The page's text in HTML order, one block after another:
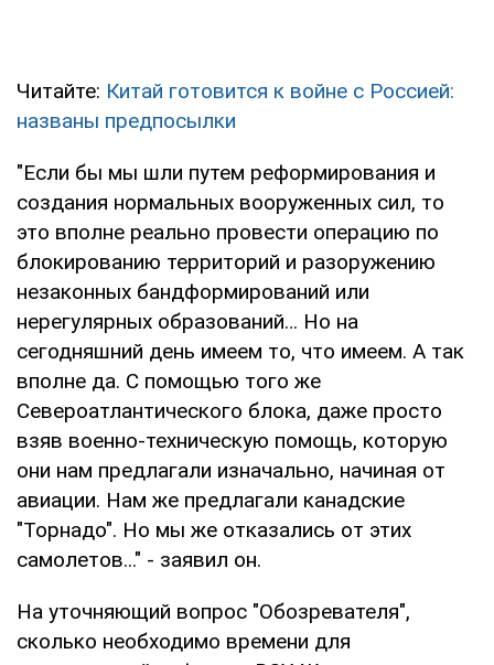
Читайте: Китай готовится к войне с Россией:
названы предпосылки
"Если бы мы шли путем реформирования и
создания нормальных вооруженных сил, то
это вполне реально провести операцию по
блокированию территорий и разоружению
незаконных бандформирований или
нерегулярных образований… Но на
сегодняшний день имеем то, что имеем. А так
вполне да. С помощью того же
Североатлантического блока, даже просто
взяв военно-техническую помощь, которую
они нам предлагали изначально, начиная от
авиации. Нам же предлагали канадские
"Торнадо". Но мы же отказались от этих
самолетов..." - заявил он.
На уточняющий вопрос "Обозревателя",
сколько необходимо времени для